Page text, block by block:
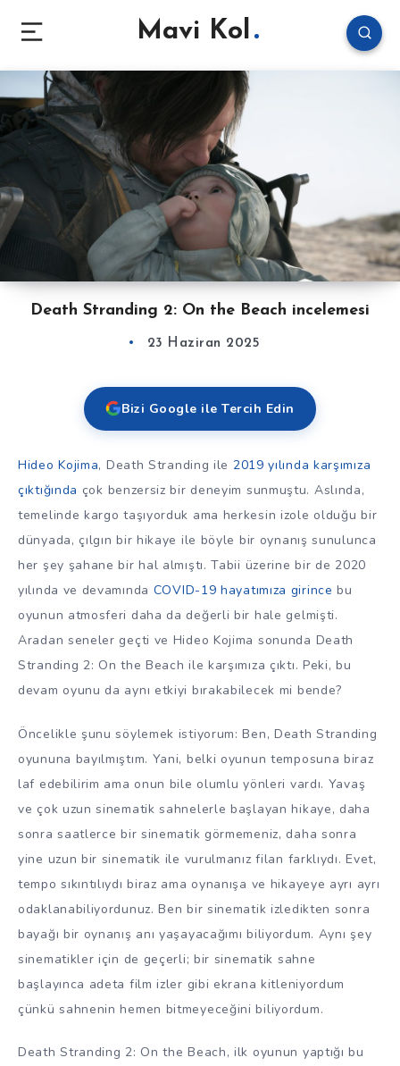
Mavi Kol
Death Stranding 2: On the Beach incelemesi
23 Haziran 2025
Bizi Google ile Tercih Edin
Hideo Kojima, Death Stranding ile 2019 yılında karşımıza
çıktığında çok benzersiz bir deneyim sunmuştu. Aslında,
temelinde kargo taşıyorduk ama herkesin izole olduğu bir
dünyada, çılgın bir hikaye ile böyle bir oynanış sunulunca
her şey şahane bir hal almıştı. Tabii üzerine bir de 2020
yılında ve devamında COVID-19 hayatımıza girince bu
oyunun atmosferi daha da değerli bir hale gelmişti.
Aradan seneler geçti ve Hideo Kojima sonunda Death
Stranding 2: On the Beach ile karşımıza çıktı. Peki, bu
devam oyunu da aynı etkiyi bırakabilecek mi bende?
Öncelikle şunu söylemek istiyorum: Ben, Death Stranding
oyununa bayılmıştım. Yani, belki oyunun temposuna biraz
laf edebilirim ama onun bile olumlu yönleri vardı. Yavaş
ve çok uzun sinematik sahnelerle başlayan hikaye, daha
sonra saatlerce bir sinematik görmemeniz, daha sonra
yine uzun bir sinematik ile vurulmanız filan farklıydı. Evet,
tempo sıkıntılıydı biraz ama oynanışa ve hikayeye ayrı ayrı
odaklanabiliyordunuz. Ben bir sinematik izledikten sonra
bayağı bir oynanış anı yaşayacağımı biliyordum. Aynı şey
sinematikler için de geçerli; bir sinematik sahne
başlayınca adeta film izler gibi ekrana kitleniyordum
çünkü sahnenin hemen bitmeyeceğini biliyordum.
Death Stranding 2: On the Beach, ilk oyunun yaptığı bu